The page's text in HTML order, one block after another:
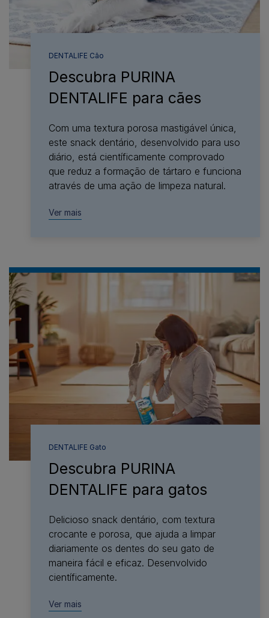
DENTALIFE Cão
Descubra PURINA
DENTALIFE para cães​
Com uma textura porosa mastigável única,
este snack dentário, desenvolvido para uso
diário, está científicamente comprovado
que reduz a formação de tártaro e funciona
através de uma ação de limpeza natural.​
Ver mais
DENTALIFE Gato
Descubra PURINA
DENTALIFE para gatos​
Delicioso snack dentário, com textura
crocante e porosa, que ajuda a limpar
diariamente os dentes do seu gato de
maneira fácil e eficaz. Desenvolvido
científicamente.​
Ver mais